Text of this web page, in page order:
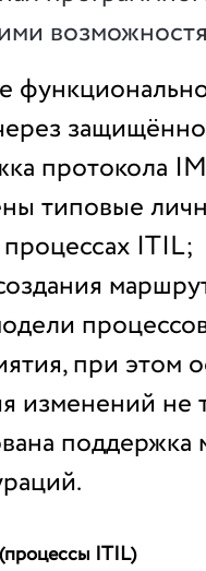
протокола
типовые
ITIL;
при этом
изменений не
ITIL)